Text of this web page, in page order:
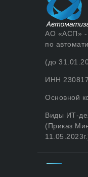
АО «АСП» -
по
(до
ИНН
Основной
Виды ИТ-
(Приказ